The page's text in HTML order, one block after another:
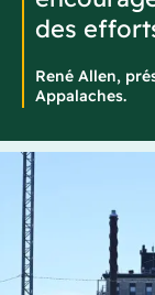
des
René Allen,
Appalaches.